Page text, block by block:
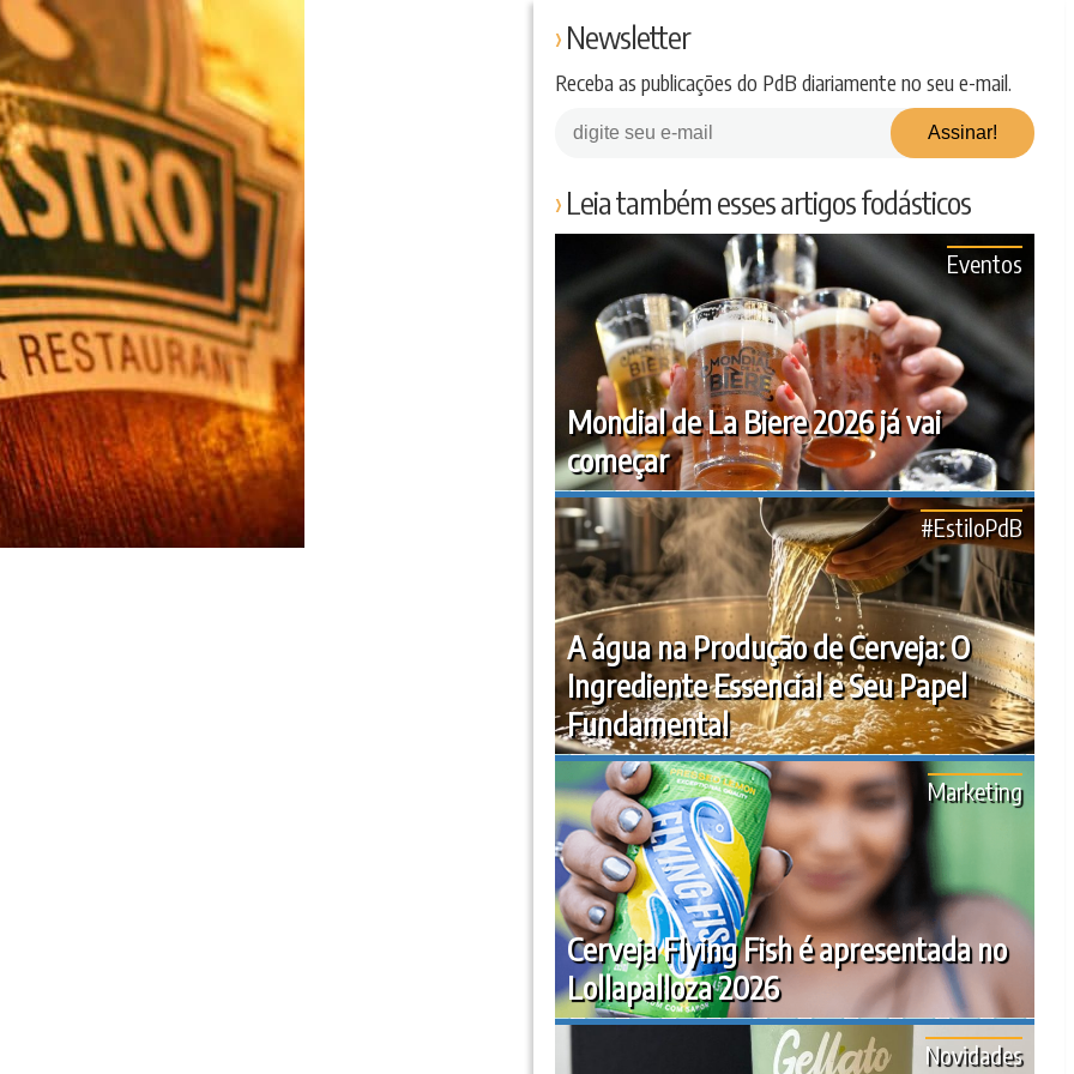
Newsletter
Receba as publicações do PdB diariamente no seu e-mail.
Leia também esses artigos fodásticos
Mondial de La Biere 2026 já vai
começar
Eventos
A água na Produção de Cerveja: O
Ingrediente Essencial e Seu Papel
Fundamental
#EstiloPdB
Cerveja Flying Fish é apresentada no
Lollapalloza 2026
Marketing
Novidades